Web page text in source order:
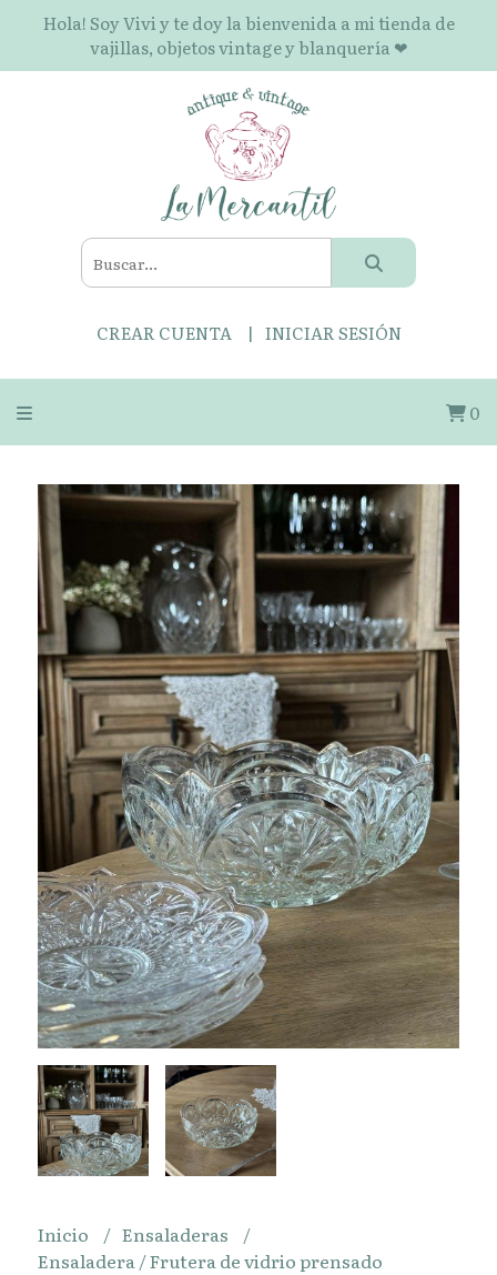
Hola! Soy Vivi y te doy la bienvenida a mi tienda de
vajillas, objetos vintage y blanquería ❤
CREAR CUENTA INICIAR SESIÓN
0
Inicio
Ensaladeras
Ensaladera / Frutera de vidrio prensado